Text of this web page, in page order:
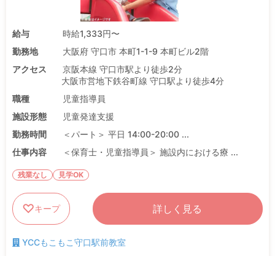
給与
時給1,333円〜
勤務地
大阪府 守口市 本町1-1-9 本町ビル2階
アクセス
京阪本線 守口市駅より徒歩2分
大阪市営地下鉄谷町線 守口駅より徒歩4分
職種
児童指導員
施設形態
児童発達支援
勤務時間
＜パート＞ 平日 14:00-20:00 ...
仕事内容
＜保育士・児童指導員＞ 施設内における療 ...
残業なし 見学OK
キープ 詳しく見る
YCCもこもこ守口駅前教室